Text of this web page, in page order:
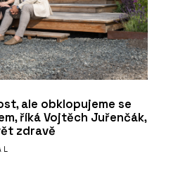
ale obklopujeme se
říká Vojtěch Juřenčák,
zdravě